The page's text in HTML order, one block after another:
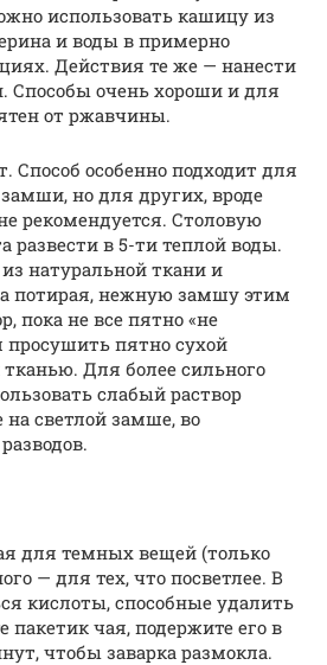
использовать кашицу из
и воды в примерно
Действия те же — нанести
Способы очень хороши и для
от ржавчины.
особенно подходит для
но для других, вроде
рекомендуется. Столовую
развести в 5-ти теплой воды.
натуральной ткани и
потирая, нежную замшу этим
пока не все пятно «не
просушить пятно сухой
Для более сильного
слабый раствор
на светлой замше, во
для темных вещей (только
— для тех, что посветлее. В
кислоты, способные удалить
чая, подержите его в
чтобы заварка размокла.